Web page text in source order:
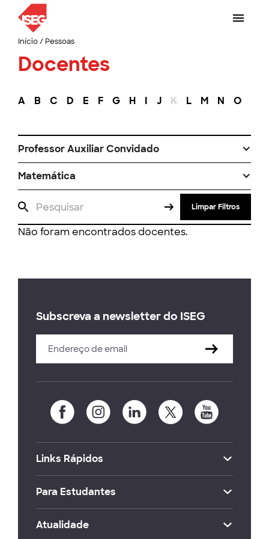
Início/ Pessoas
Docentes
A B C D E F G H I J K L M N O
Professor Auxiliar Convidado
Matemática
Limpar Filtros
Não foram encontrados docentes.
Subscreva a newsletter do ISEG
Links Rápidos
Para Estudantes
Atualidade